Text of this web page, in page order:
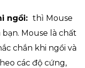
ngồi: thì Mouse
bạn. Mouse là chất
chắn khi ngồi và
các độ cứng,